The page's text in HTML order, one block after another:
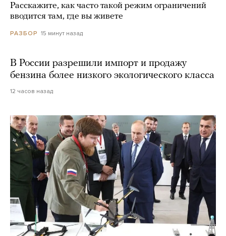
Расскажите, как часто такой режим ограничений
вводится там, где вы живете
РАЗБОР 15 минут назад
В России разрешили импорт и продажу
бензина более низкого экологического класса
12 часов назад